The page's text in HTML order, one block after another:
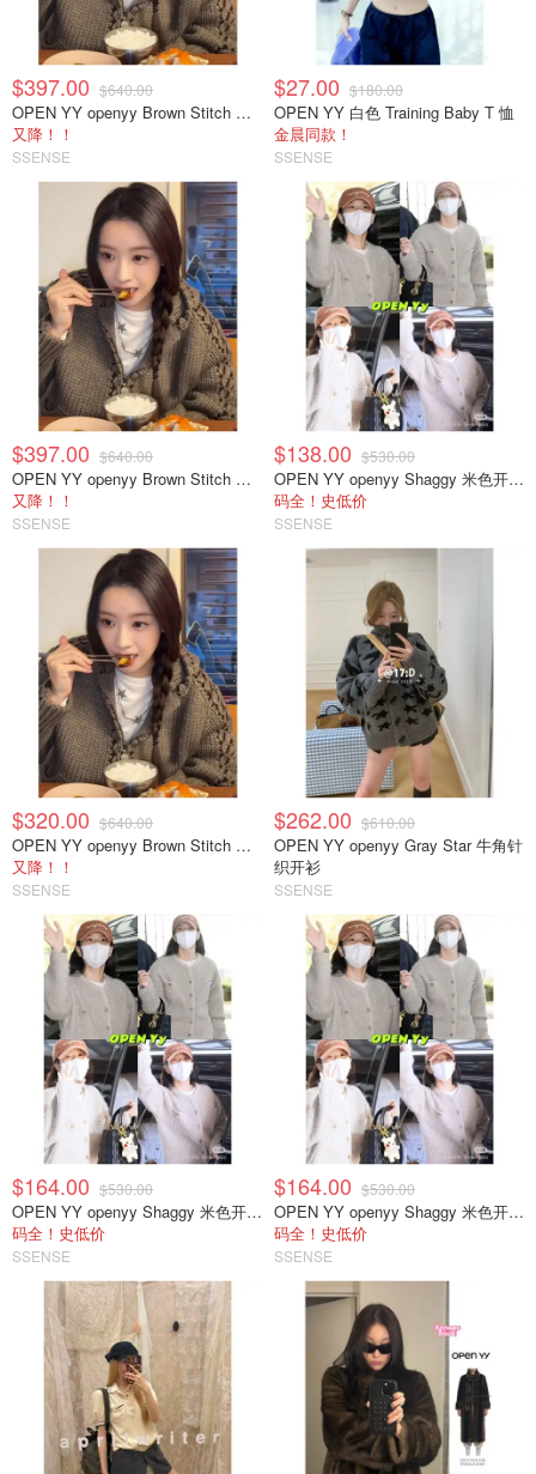
$397.00 $640.00
OPEN YY openyy Brown Stitch 拉链针织连帽衫
又降！！
SSENSE
$27.00 $180.00
OPEN YY 白色 Training Baby T 恤
金晨同款！
SSENSE
$397.00 $640.00
OPEN YY openyy Brown Stitch 拉链针织连帽衫
又降！！
SSENSE
$138.00 $530.00
OPEN YY openyy Shaggy 米色开衫 jisoo同款
码全！史低价
SSENSE
$320.00 $640.00
OPEN YY openyy Brown Stitch 拉链针织连帽衫
又降！！
SSENSE
$262.00 $610.00
OPEN YY openyy Gray Star 牛角针
织开衫
SSENSE
$164.00 $530.00
OPEN YY openyy Shaggy 米色开衫 jisoo同款
码全！史低价
SSENSE
$164.00 $530.00
OPEN YY openyy Shaggy 米色开衫 jisoo同款
码全！史低价
SSENSE